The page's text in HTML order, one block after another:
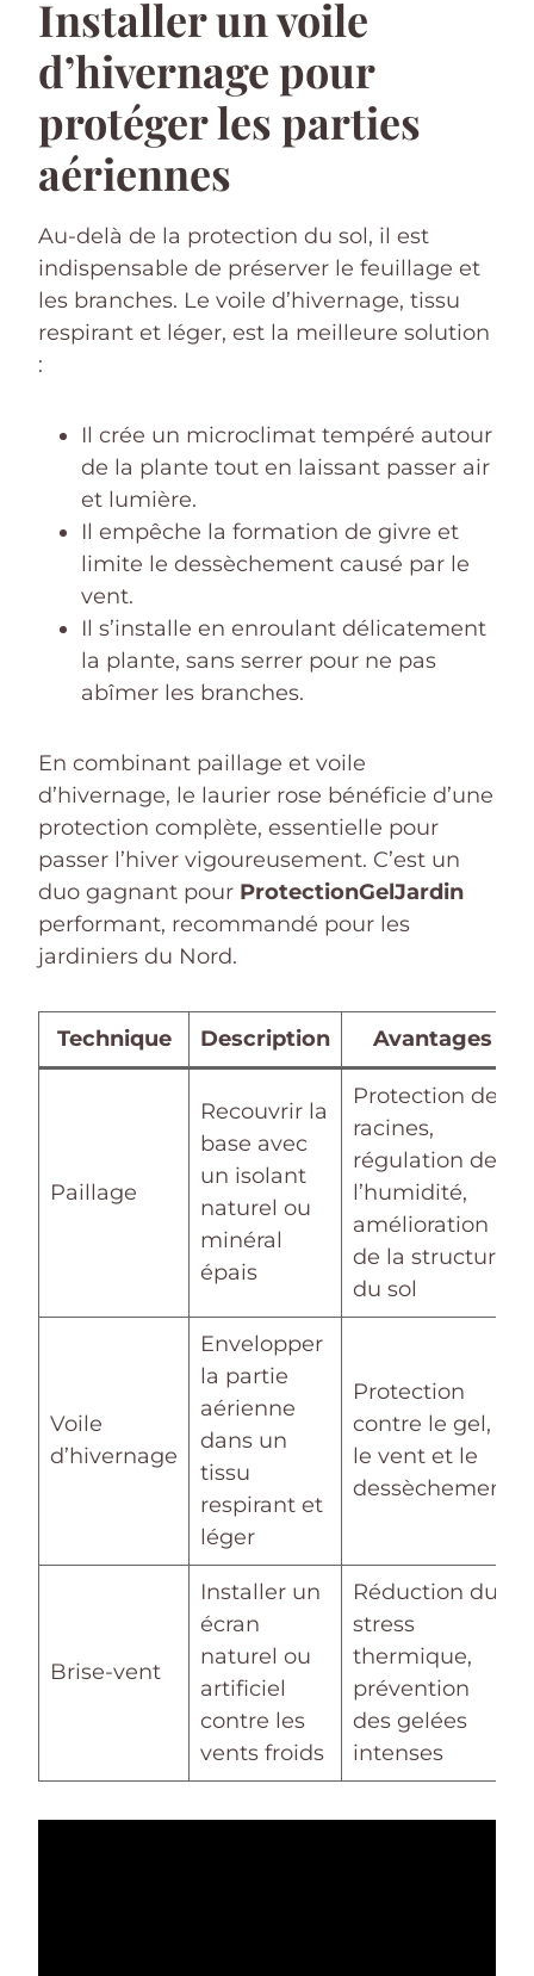
Installer un voile
d’hivernage pour
protéger les parties
aériennes
Au-delà de la protection du sol, il est
indispensable de préserver le feuillage et
les branches. Le voile d’hivernage, tissu
respirant et léger, est la meilleure solution
:
Il crée un microclimat tempéré autour
de la plante tout en laissant passer air
et lumière.
Il empêche la formation de givre et
limite le dessèchement causé par le
vent.
Il s’installe en enroulant délicatement
la plante, sans serrer pour ne pas
abîmer les branches.
En combinant paillage et voile
d’hivernage, le laurier rose bénéficie d’une
protection complète, essentielle pour
passer l’hiver vigoureusement. C’est un
duo gagnant pour ProtectionGelJardin
performant, recommandé pour les
jardiniers du Nord.
Technique Description Avantages
Paillage
Recouvrir la
base avec
un isolant
naturel ou
minéral
épais
Protection des
racines,
régulation de
l’humidité,
amélioration
de la structure
du sol
Voile
d’hivernage
Envelopper
la partie
aérienne
dans un
tissu
respirant et
léger
Protection
contre le gel,
le vent et le
dessèchement
Brise-vent
Installer un
écran
naturel ou
artificiel
contre les
vents froids
Réduction du
stress
thermique,
prévention
des gelées
intenses